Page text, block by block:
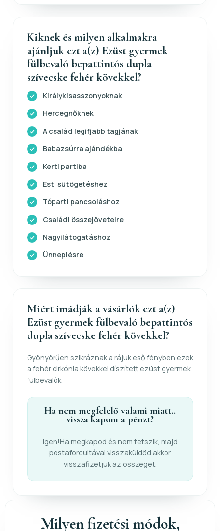
Kiknek és milyen alkalmakra
ajánljuk ezt a(z) Ezüst gyermek
fülbevaló bepattintós dupla
szívecske fehér kövekkel?
Királykisasszonyoknak
Hercegnőknek
A család legifjabb tagjának
Babazsúrra ajándékba
Kerti partiba
Esti sütögetéshez
Tóparti pancsoláshoz
Családi összejövetelre
Nagyilátogatáshoz
Ünneplésre
Miért imádják a vásárlók ezt a(z)
Ezüst gyermek fülbevaló bepattintós
dupla szívecske fehér kövekkel?
Gyönyörűen szikráznak a rájuk eső fényben ezek
a fehér cirkónia kövekkel díszített ezüst gyermek
fülbevalók.
Ha nem megfelelő valami miatt..
vissza kapom a pénzt?
Igen!Ha megkapod és nem tetszik, majd
postafordultával visszaküldöd akkor
visszafizetjük az összeget.
Milyen fizetési módok,